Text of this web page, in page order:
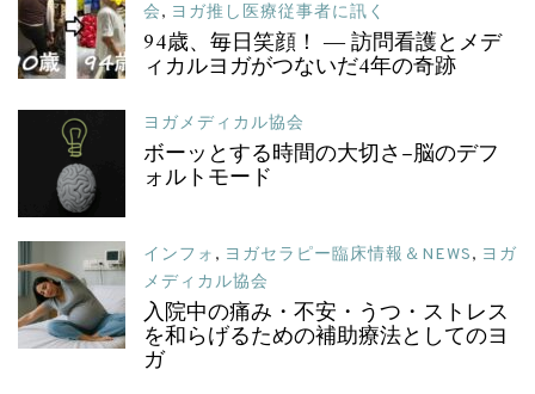
会, ヨガ推し医療従事者に訊く
94歳、毎日笑顔！ ― 訪問看護とメデ
ィカルヨガがつないだ4年の奇跡
ヨガメディカル協会
ボーッとする時間の大切さ–脳のデフ
ォルトモード
インフォ , ヨガセラピー臨床情報＆NEWS, ヨガ
メディカル協会
入院中の痛み・不安・うつ・ストレス
を和らげるための補助療法としてのヨ
ガ